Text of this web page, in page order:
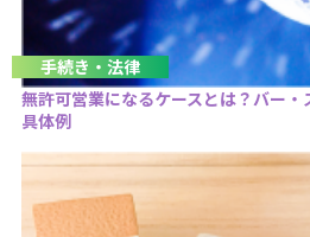
手続き・法律
無許可営業になるケースとは？バー
具体例